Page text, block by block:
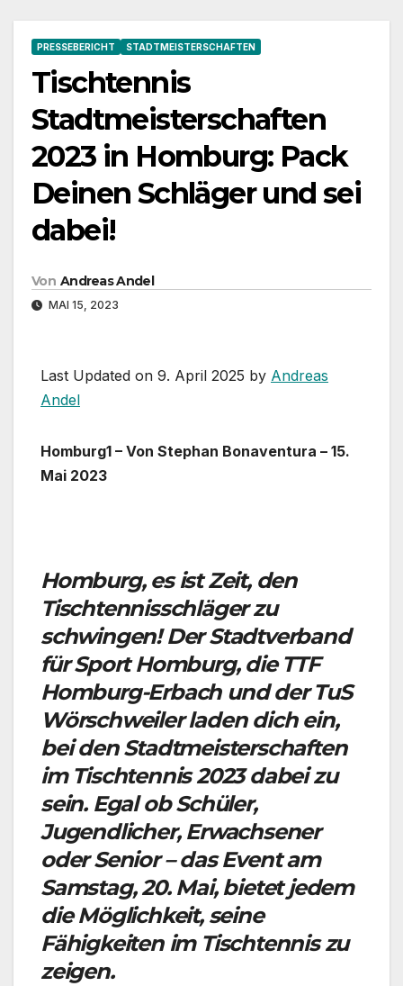
PRESSEBERICHT STADTMEISTERSCHAFTEN
Tischtennis
Stadtmeisterschaften
2023 in Homburg: Pack
Deinen Schläger und sei
dabei!
Von Andreas Andel
MAI 15, 2023
Last Updated on 9. April 2025 by Andreas
Andel
Homburg1 – Von Stephan Bonaventura – 15.
Mai 2023
Homburg, es ist Zeit, den
Tischtennisschläger zu
schwingen! Der Stadtverband
für Sport Homburg, die TTF
Homburg-Erbach und der TuS
Wörschweiler laden dich ein,
bei den Stadtmeisterschaften
im Tischtennis 2023 dabei zu
sein. Egal ob Schüler,
Jugendlicher, Erwachsener
oder Senior – das Event am
Samstag, 20. Mai, bietet jedem
die Möglichkeit, seine
Fähigkeiten im Tischtennis zu
zeigen.